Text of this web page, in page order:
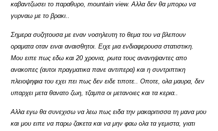
καβαντζωσει το παραθυρο, mountain view. Αλλα δεν θα μπορω να
γυρναω με το βρακι..
Σημερα συζητουσα με εναν νοσηλευτη το θεμα του να βλεπουν
οραματα οταν ειναι αναισθητοι. Ειχε μια ενδιαφερουσα στατιστικη.
Μου ειπε πως εδω και 20 χρονια, ρωτα τους ανανηψαντες απο
ανακοπες (αυτοι πραγματικα πανε αντιπερα) και η συντριπτικη
πλειοψηφια του εχει πει πως δεν ειδε τιποτε.. Οποτε, ολα μαυρα, δεν
υπαρχει μετα θανατο ζωη, τζαμπα οι μετανοιες και τα κερια..
Αλλα εγω θα συνεχισω να λεω πως ειδα την μακαριτισσα τη μανα μου
και μου ειπε να παρω ζακετα και να μην φαω ολα τα γεμιστα, γιατι